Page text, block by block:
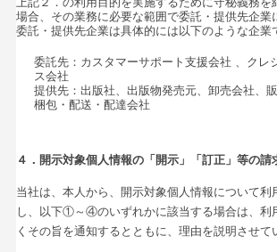
場合、その業務に必要な範囲で委託・提供先企業
委託・提供先企業は具体的には以下のような企業
委託先：カスタマーサポート支援会社 、ク
ス会社
提供先：出版社、出版物発売元、卸売会社、
梱包・配送・配達会社
４．開示対象個人情報の「開示」「訂正」等の請
当社は、本人から、開示対象個人情報について
し、以下①～④のいずれかに該当する場合は、利
くその旨を通知するとともに、理由を説明させて